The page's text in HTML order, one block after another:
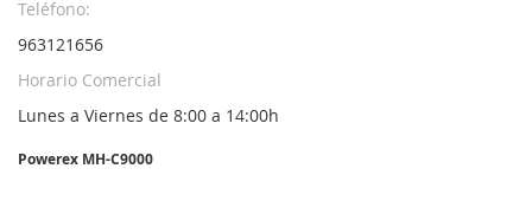
Teléfono:
963121656
Horario Comercial
Lunes a Viernes de 8:00 a 14:00h
Powerex MH-C9000